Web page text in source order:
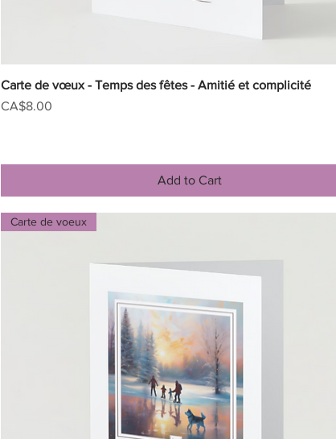
Quick View
Carte de vœux - Temps des fêtes - Amitié et complicité
Price
CA$8.00
Add to Cart
Carte de voeux